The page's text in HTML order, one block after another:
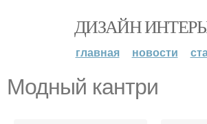
ДИЗАЙН
главная новости
Модный кантри